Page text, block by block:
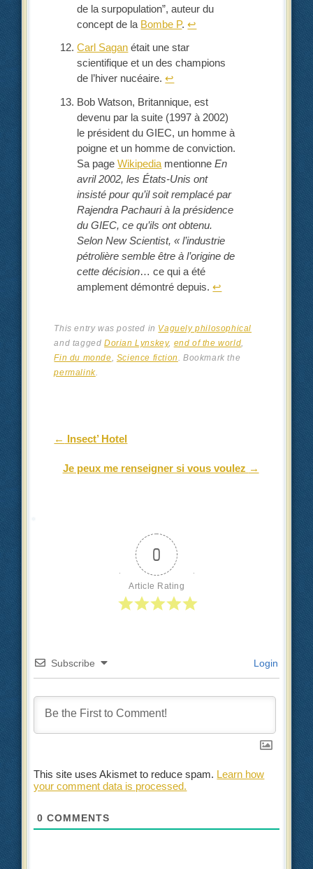
de la surpopulation”, auteur du
concept de la Bombe P.↩︎
Carl Sagan était une star
scientifique et un des champions
de l’hiver nucéaire.↩︎
Bob Watson, Britannique, est
devenu par la suite (1997 à 2002)
le président du GIEC, un homme à
poigne et un homme de conviction.
Sa pageWikipedia mentionneEn
avril 2002, les États-Unis ont
insisté pour qu’il soit remplacé par
Rajendra Pachauri à la présidence
du GIEC, ce qu’ils ont obtenu.
Selon New Scientist, « l’industrie
pétrolière semble être à l’origine de
cette décision… ce qui a été
amplement démontré depuis.↩︎
This entry was posted in Vaguely philosophical
and taggedDorian Lynskey, end of the world,
Fin du monde, Science fiction. Bookmark the
permalink.
Post navigation
← Insect’ Hotel
Je peux me renseigner si vous voulez →
0
Article Rating
Subscribe Login
This site uses Akismet to reduce spam. Learn how
your comment data is processed.
0 COMMENTS